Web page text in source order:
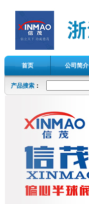
首页 公司简介
产品搜索：